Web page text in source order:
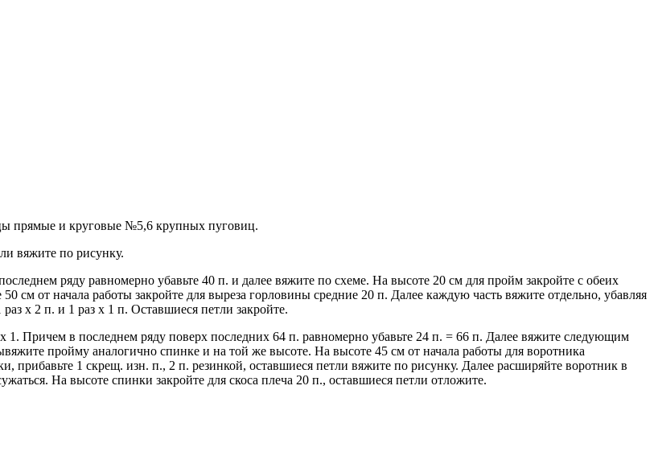
прямые и круговые №5,6 крупных пуговиц.
вяжите по рисунку.
ряду равномерно убавьте 40 п. и далее вяжите по схеме. На высоте 20 см для пройм закройте с обеих
см от начала работы закройте для выреза горловины средние 20 п. Далее каждую часть вяжите отдельно, убавляя
х 2 п. и 1 раз х 1 п. Оставшиеся петли закройте.
Причем в последнем ряду поверх последних 64 п. равномерно убавьте 24 п. = 66 п. Далее вяжите следующим
пройму аналогично спинке и на той же высоте. На высоте 45 см от начала работы для воротника
прибавьте 1 скрещ. изн. п., 2 п. резинкой, оставшиеся петли вяжите по рисунку. Далее расширяйте воротник в
На высоте спинки закройте для скоса плеча 20 п., оставшиеся петли отложите.